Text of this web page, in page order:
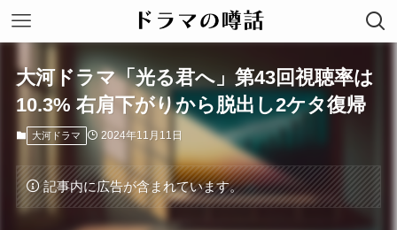
大河ドラマ「光る君へ」第43回視聴率は
10.3% 右肩下がりから脱出し2ケタ復帰
大河ドラマ 2024年11月11日
記事内に広告が含まれています。